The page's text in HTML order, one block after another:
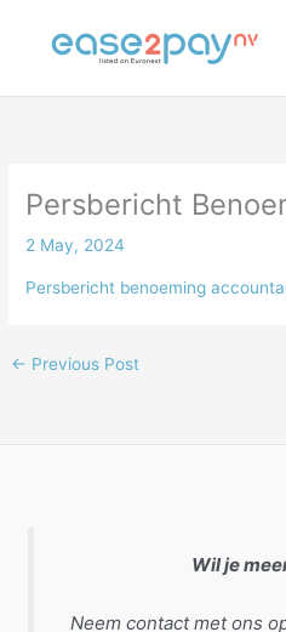
Persbericht
2 May, 2024
Persbericht benoeming
← Previous Post
Wil je
Neem contact met ons